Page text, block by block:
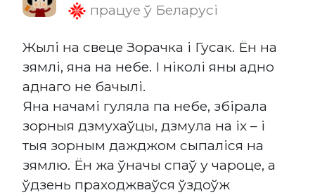
працуе ў Беларусі
Жылі на свеце Зорачка і Гусак. Ён на
зямлі, яна на небе. І ніколі яны адно
аднаго не бачылі.
Яна начамі гуляла па небе, збірала
зорныя дзмухаўцы, дзмула на іх – і
тыя зорным дажджом сыпаліся на
зямлю. Ён жа ўначы спаў у чароце, а
ўдзень праходжваўся ўздоўж